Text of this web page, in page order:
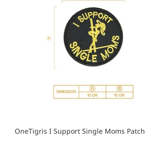
OneTigris I Support Single Moms Patch